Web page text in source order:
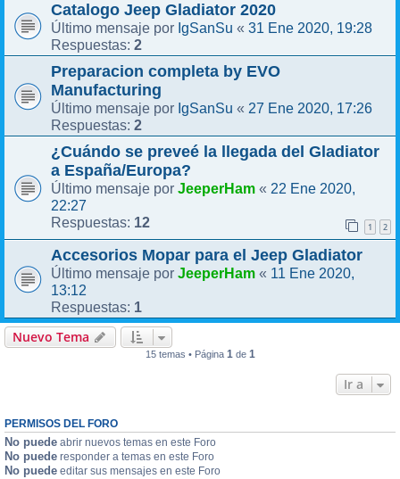
Catalogo Jeep Gladiator 2020
Último mensaje por IgSanSu « 31 Ene 2020, 19:28
Respuestas: 2
Preparacion completa by EVO
Manufacturing
Último mensaje por IgSanSu « 27 Ene 2020, 17:26
Respuestas: 2
¿Cuándo se preveé la llegada del Gladiator
a España/Europa?
Último mensaje por JeeperHam « 22 Ene 2020,
22:27
Respuestas: 12 1 2
Accesorios Mopar para el Jeep Gladiator
Último mensaje por JeeperHam « 11 Ene 2020,
13:12
Respuestas: 1
Nuevo Tema
15 temas • Página 1 de 1
Ir a
PERMISOS DEL FORO
No puede abrir nuevos temas en este Foro
No puede responder a temas en este Foro
No puede editar sus mensajes en este Foro